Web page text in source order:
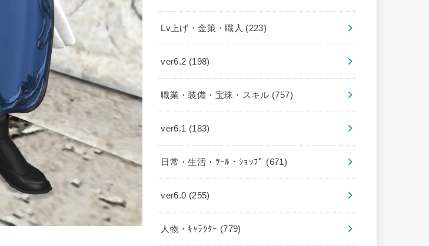
Lv上げ・金策・職人 (223)
ver6.2 (198)
職業・装備・宝珠・スキル (757)
ver6.1 (183)
日常・生活・ﾂｰﾙ・ｼｮｯﾌﾟ (671)
ver6.0 (255)
人物・ｷｬﾗｸﾀｰ (779)